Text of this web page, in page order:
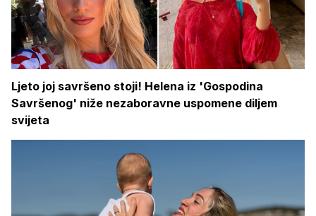
Ljeto joj savršeno stoji! Helena iz 'Gospodina
Savršenog' niže nezaboravne uspomene diljem
svijeta